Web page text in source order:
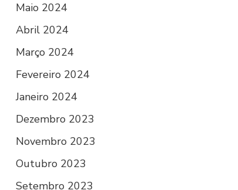
Maio 2024
Abril 2024
Março 2024
Fevereiro 2024
Janeiro 2024
Dezembro 2023
Novembro 2023
Outubro 2023
Setembro 2023